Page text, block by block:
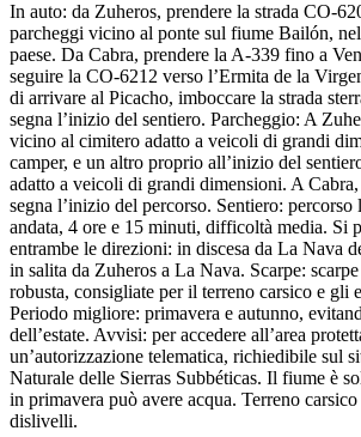
In auto: da Zuheros, prendere la strada CO-
parcheggi vicino al ponte sul fiume Bailón,
paese. Da Cabra, prendere la A-339 fino a
seguire la CO-6212 verso l’Ermita de la
di arrivare al Picacho, imboccare la strada
segna l’inizio del sentiero. Parcheggio: A
vicino al cimitero adatto a veicoli di grandi
camper, e un altro proprio all’inizio del
adatto a veicoli di grandi dimensioni. A Cabra,
segna l’inizio del percorso. Sentiero:
andata, 4 ore e 15 minuti, difficoltà media. Si
entrambe le direzioni: in discesa da La Nava
in salita da Zuheros a La Nava. Scarpe:
robusta, consigliate per il terreno carsico e gli
Periodo migliore: primavera e autunno,
dell’estate. Avvisi: per accedere all’area
un’autorizzazione telematica, richiedibile sul
Naturale delle Sierras Subbéticas. Il fiume è
in primavera può avere acqua. Terreno
dislivelli.